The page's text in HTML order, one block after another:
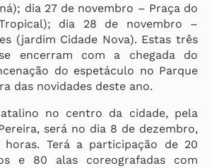
dia 27 de novembro – Praça do
dia 28 de novembro –
(jardim Cidade Nova). Estas três
encerram com a chegada do
do espetáculo no Parque
das novidades deste ano.
no centro da cidade, pela
será no dia 8 de dezembro,
Terá a participação de 20
e 80 alas coreografadas com